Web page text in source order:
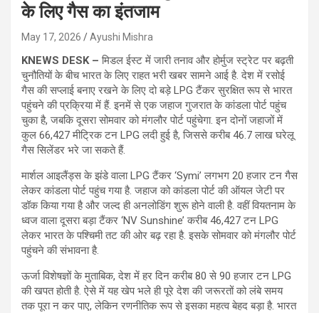
के लिए गैस का इंतजाम
May 17, 2026 Ayushi Mishra
KNEWS DESK – मिडल ईस्ट में जारी तनाव और होर्मुज स्ट्रेट पर बढ़ती
चुनौतियों के बीच भारत के लिए राहत भरी खबर सामने आई है. देश में रसोई
गैस की सप्लाई बनाए रखने के लिए दो बड़े LPG टैंकर सुरक्षित रूप से भारत
पहुंचने की प्रक्रिया में हैं. इनमें से एक जहाज गुजरात के कांडला पोर्ट पहुंच
चुका है, जबकि दूसरा सोमवार को मंगलौर पोर्ट पहुंचेगा. इन दोनों जहाजों में
कुल 66,427 मीट्रिक टन LPG लदी हुई है, जिससे करीब 46.7 लाख घरेलू
गैस सिलेंडर भरे जा सकते हैं.
मार्शल आइलैंड्स के झंडे वाला LPG टैंकर ‘Symi’ लगभग 20 हजार टन गैस
लेकर कांडला पोर्ट पहुंच गया है. जहाज को कांडला पोर्ट की ऑयल जेटी पर
डॉक किया गया है और जल्द ही अनलोडिंग शुरू होने वाली है. वहीं वियतनाम के
ध्वज वाला दूसरा बड़ा टैंकर ‘NV Sunshine’ करीब 46,427 टन LPG
लेकर भारत के पश्चिमी तट की ओर बढ़ रहा है. इसके सोमवार को मंगलौर पोर्ट
पहुंचने की संभावना है.
ऊर्जा विशेषज्ञों के मुताबिक, देश में हर दिन करीब 80 से 90 हजार टन LPG
की खपत होती है. ऐसे में यह खेप भले ही पूरे देश की जरूरतों को लंबे समय
तक पूरा न कर पाए, लेकिन रणनीतिक रूप से इसका महत्व बेहद बड़ा है. भारत